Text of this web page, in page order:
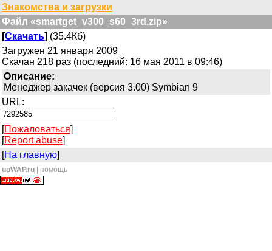
Знакомства и загрузки
Файл «smartget_v300_s60_3rd.zip»
[Скачать] (35.4Кб)
Загружен 21 января 2009
Скачан 218 раз (последний: 16 мая 2011 в 09:46)
Описание:
Менеджер закачек (версия 3.00) Symbian 9
URL:
[Пожаловаться]
[Report abuse]
[На главную]
upWAP.ru помощь